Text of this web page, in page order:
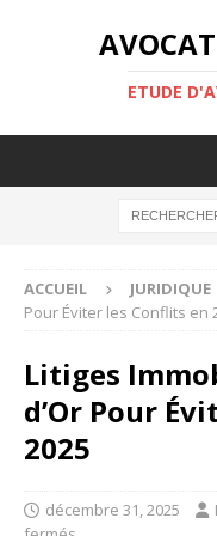
ETUDE
ACCUEIL JURIDIQUE
Pour Éviter les Conflits en
Litiges
d’Or Pour
2025
décembre 31, 2025